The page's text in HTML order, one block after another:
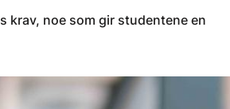
krav, noe som gir studentene en